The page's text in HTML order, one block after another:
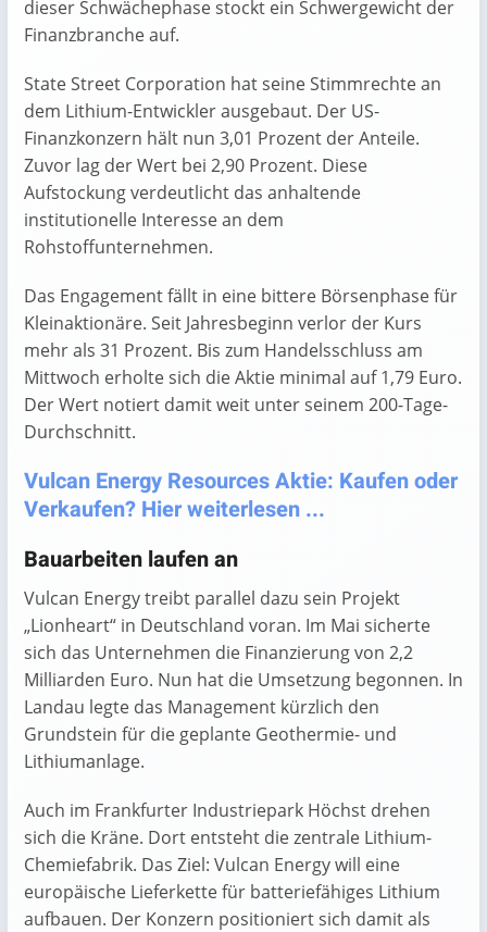
dieser Schwächephase stockt ein Schwergewicht der
Finanzbranche auf.
State Street Corporation hat seine Stimmrechte an
dem Lithium-Entwickler ausgebaut. Der US-
Finanzkonzern hält nun 3,01 Prozent der Anteile.
Zuvor lag der Wert bei 2,90 Prozent. Diese
Aufstockung verdeutlicht das anhaltende
institutionelle Interesse an dem
Rohstoffunternehmen.
Das Engagement fällt in eine bittere Börsenphase für
Kleinaktionäre. Seit Jahresbeginn verlor der Kurs
mehr als 31 Prozent. Bis zum Handelsschluss am
Mittwoch erholte sich die Aktie minimal auf 1,79 Euro.
Der Wert notiert damit weit unter seinem 200-Tage-
Durchschnitt.
Vulcan Energy Resources Aktie: Kaufen oder
Verkaufen? Hier weiterlesen ...
Bauarbeiten laufen an
Vulcan Energy treibt parallel dazu sein Projekt
„Lionheart“ in Deutschland voran. Im Mai sicherte
sich das Unternehmen die Finanzierung von 2,2
Milliarden Euro. Nun hat die Umsetzung begonnen. In
Landau legte das Management kürzlich den
Grundstein für die geplante Geothermie- und
Lithiumanlage.
Auch im Frankfurter Industriepark Höchst drehen
sich die Kräne. Dort entsteht die zentrale Lithium-
Chemiefabrik. Das Ziel: Vulcan Energy will eine
europäische Lieferkette für batteriefähiges Lithium
aufbauen. Der Konzern positioniert sich damit als